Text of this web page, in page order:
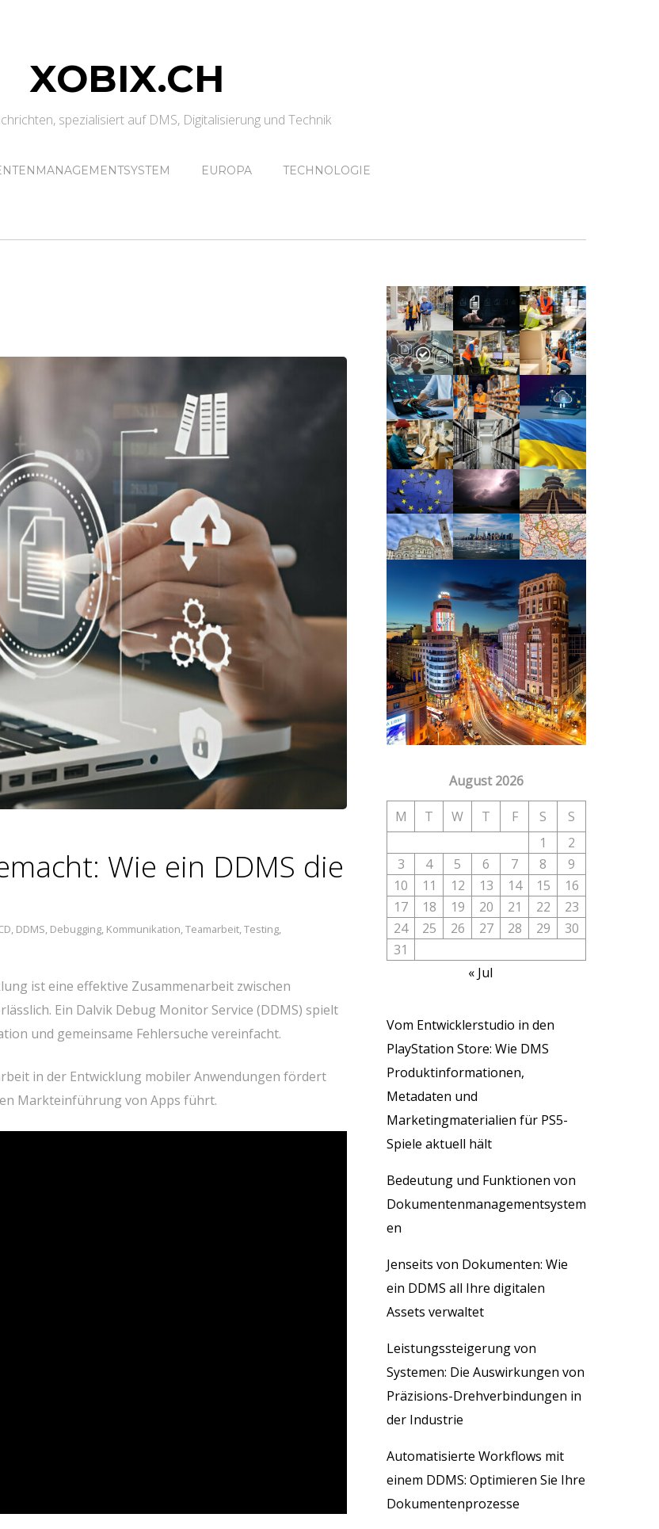
XOBIX.CH
spezialisiert auf DMS, Digitalisierung und Technik
EUROPA TECHNOLOGIE
Wie ein DDMS die
DDMS Debugging Kommunikation Teamarbeit Testing
ist eine effektive Zusammenarbeit zwischen
Ein Dalvik Debug Monitor Service (DDMS) spielt
und gemeinsame Fehlersuche vereinfacht.
in der Entwicklung mobiler Anwendungen fördert
Markteinführung von Apps führt.
August 2026
M T W T F S
S
1
2
3
4 5 6 7 8
9
10
11 12 13 14 15
16
17
18 19 20 21 22
23
24
25 26 27 28 29
30
31
« Jul
Vom Entwicklerstudio in den
PlayStation Store: Wie DMS
Produktinformationen,
Metadaten und
Marketingmaterialien für PS5-
Spiele aktuell hält
Bedeutung und Funktionen von
Dokumentenmanagementsystem
en
Jenseits von Dokumenten: Wie
ein DDMS all Ihre digitalen
Assets verwaltet
Leistungssteigerung von
Systemen: Die Auswirkungen von
Präzisions-Drehverbindungen in
der Industrie
Automatisierte Workflows mit
einem DDMS: Optimieren Sie Ihre
Dokumentenprozesse